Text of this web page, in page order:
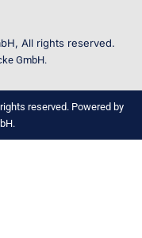
All rights reserved.
GmbH.
reserved. Powered by